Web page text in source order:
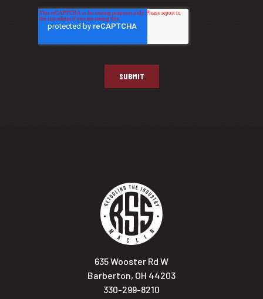
635 Wooster Rd W
Barberton, OH 44203
330-299-8210